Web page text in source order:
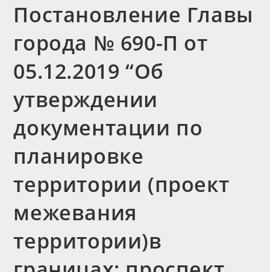
Постановление Главы
города № 690-П от
05.12.2019 “Об
утверждении
документации по
планировке
территории (проект
межевания
территории)в